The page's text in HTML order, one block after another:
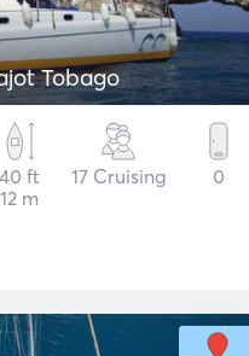
Tobago
40 ft
12 m
17 Cruising 0